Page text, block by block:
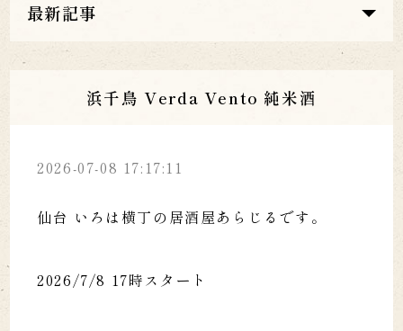
最新記事
浜千鳥 Verda Vento 純米酒
2026-07-08 17:17:11
仙台 いろは横丁の居酒屋あらじるです。
2026/7/8 17時スタート